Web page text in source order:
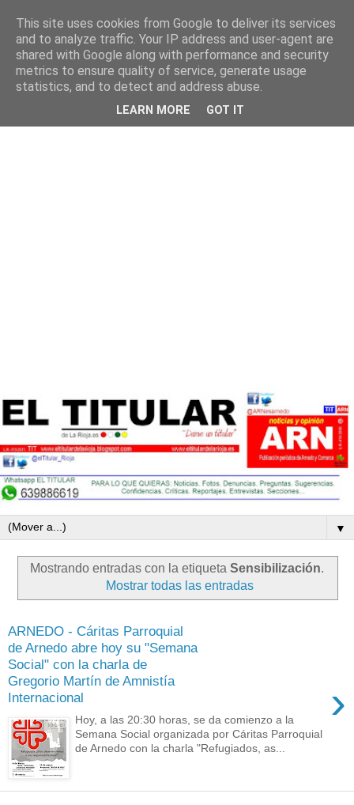
▼
Mostrando entradas con la etiqueta Sensibilización.
Mostrar todas las entradas
ARNEDO - Cáritas Parroquial
de Arnedo abre hoy su "Semana
Social" con la charla de
Gregorio Martín de Amnistía
Internacional
›
Hoy, a las 20:30 horas, se da comienzo a la
Semana Social organizada por Cáritas Parroquial
de Arnedo con la charla "Refugiados, as...
This site uses cookies from Google to deliver its services
and to analyze traffic. Your IP address and user-agent are
shared with Google along with performance and security
metrics to ensure quality of service, generate usage
statistics, and to detect and address abuse.
LEARN MORE GOT IT